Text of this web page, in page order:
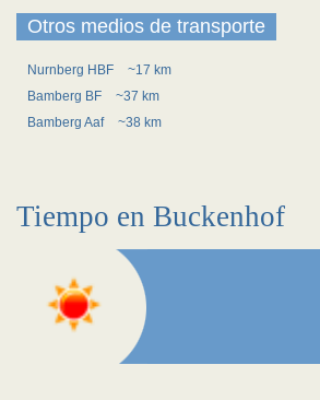
Otros medios de transporte
Nurnberg HBF
~17 km
Bamberg BF
~37 km
Bamberg Aaf
~38 km
Tiempo en Buckenhof